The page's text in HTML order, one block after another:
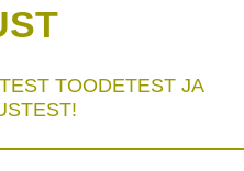
TOODETEST JA